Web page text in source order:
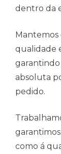
dentro da
Mantemos
qualidade
garantindo
absoluta
pedido.
como á